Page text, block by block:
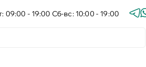
09:00 - 19:00 Сб-вс: 10:00 - 19:00